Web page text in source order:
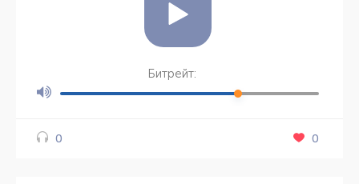
Битрейт:
0 0